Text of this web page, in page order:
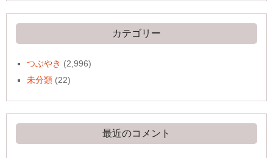
イ
ブ
カテゴリー
つぶやき (2,996)
未分類 (22)
最近のコメント